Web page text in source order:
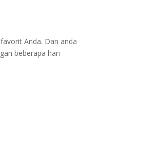
Anda. Dan anda
beberapa hari